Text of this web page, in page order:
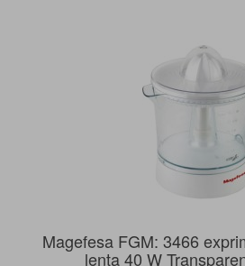
Magefesa FGM: 3466
lenta 40 W